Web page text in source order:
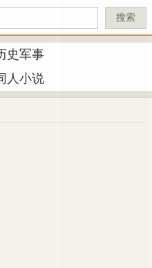
搜索
史军事
人小说